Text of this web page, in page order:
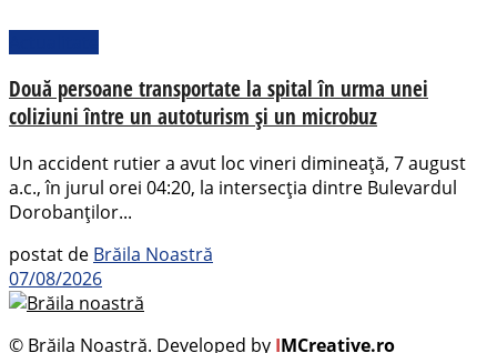
Două persoane transportate la spital în urma unei
coliziuni între un autoturism și un microbuz
Un accident rutier a avut loc vineri dimineață, 7 august
a.c., în jurul orei 04:20, la intersecția dintre Bulevardul
Dorobanților...
postat de Brăila Noastră
07/08/2026
© Brăila Noastră. Developed by IMCreative.ro